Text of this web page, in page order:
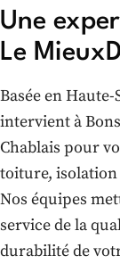
Une
Le
Basée en
intervient à
Chablais pour
toiture, isolation
Nos équipes
service de la
durabilité de